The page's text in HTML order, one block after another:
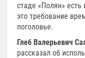
стаде «Полян»
это требование
поголовье.
Глеб Валерьевич
рассказал об